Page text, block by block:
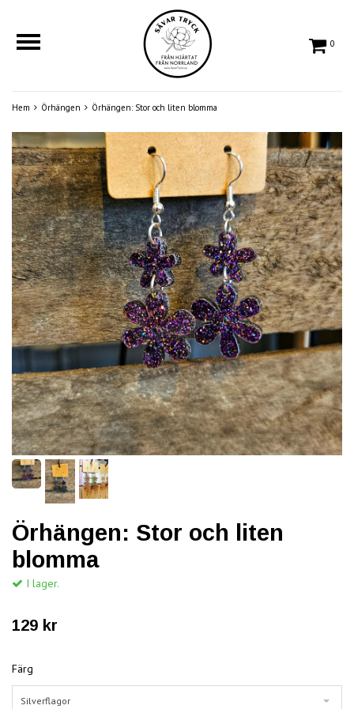
0
Hem Örhängen Örhängen: Stor och liten blomma
Örhängen: Stor och liten
blomma
I lager.
129 kr
Färg
Silverflagor